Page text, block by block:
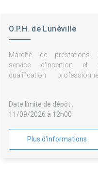
O.P.H. de Lunéville
Marché de prestations
service d'insertion et
qualification
collectifs
Date limite de dépôt :
11/09/2026 à 12h00
Plus d'informations